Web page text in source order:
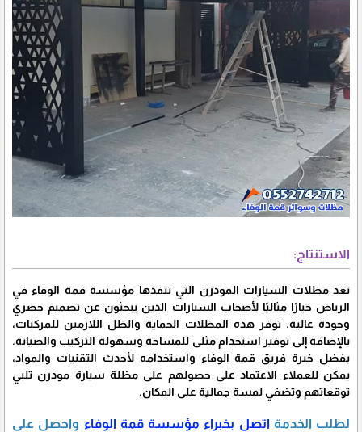
الاستنتاج:
تعد مظلات السيارات المودرن التي تنفذها مؤسسة قمة الوفاء في
الرياض خيارًا مثاليًا لأصحاب السيارات الذين يبحثون عن تصميم حصري
وجودة عالية. توفر هذه المظلات الحماية والظل اللازمين للمركبات،
بالإضافة إلى توفير استخدام مثلى للمساحة وسهولة التركيب والصيانة.
بفضل خبرة فريق قمة الوفاء واستخدامه لأحدث التقنيات والمواد،
يمكن للعملاء الاعتماد على حصولهم على مظلة سيارة مودرن تلبي
توقعاتهم وتضفي لمسة جمالية على المكان.
لطلب الخدمة اتصل بخبراء مؤسسة قمة الوفاء واحصل على